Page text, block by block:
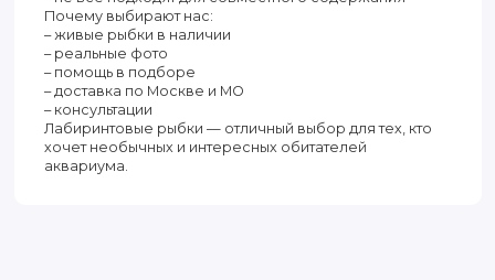
Почему выбирают нас:
– живые рыбки в наличии
– реальные фото
– помощь в подборе
– доставка по Москве и МО
– консультации
Лабиринтовые рыбки — отличный выбор для тех, кто
хочет необычных и интересных обитателей
аквариума.